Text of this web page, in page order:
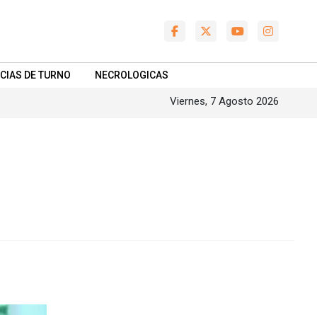
DE TURNO NECROLOGICAS
Viernes, 7 Agosto 2026